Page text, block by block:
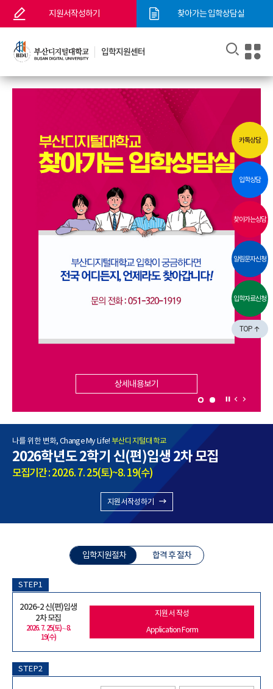
지원서작성하기 찾아가는 입학상담실
입학지원센터
상세내용보기
입학지원절차 합격 후 절차
STEP1
2026-2 신(편)입생
2차 모집
2026. 7. 25(토)∼8.
19(수)
지원서 작성
Application Form
STEP2
나를 위한 변화, Change My Life!부산디지털대학교
2026학년도 2학기 신(편)입생 2차 모집
모집기간 : 2026. 7. 25(토)~8. 19(수)
지원서작성하기
카톡상담
입학상담
찾아가는상담
알림문자신청
입학자료신청
TOP